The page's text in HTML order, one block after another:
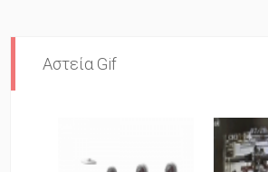
Αστεία Gif